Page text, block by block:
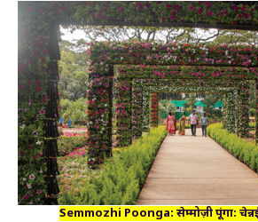
Semmozhi Poonga: सेम्मोज़ी पूंगा: चेन्नई